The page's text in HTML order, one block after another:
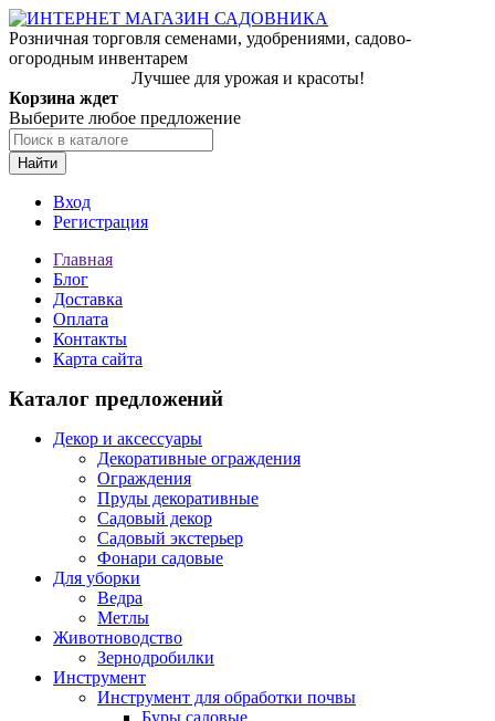
Розничная торговля семенами, удобрениями, садово-
огородным инвентарем
Лучшее для урожая и красоты!
Корзина ждет
Выберите любое предложение
Найти
Вход
Регистрация
Главная
Блог
Доставка
Оплата
Контакты
Карта сайта
Каталог предложений
Декор и аксессуары
Декоративные ограждения
Ограждения
Пруды декоративные
Садовый декор
Садовый экстерьер
Фонари садовые
Для уборки
Ведра
Метлы
Животноводство
Зернодробилки
Инструмент
Инструмент для обработки почвы
Буры садовые